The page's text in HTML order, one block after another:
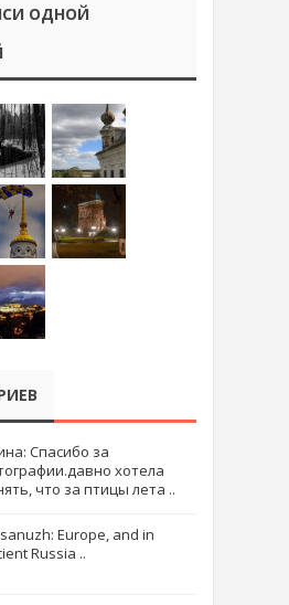
ОДНОЙ
Спасибо за
хотела
что за птицы лета ..
Europe, and in
Russia ..